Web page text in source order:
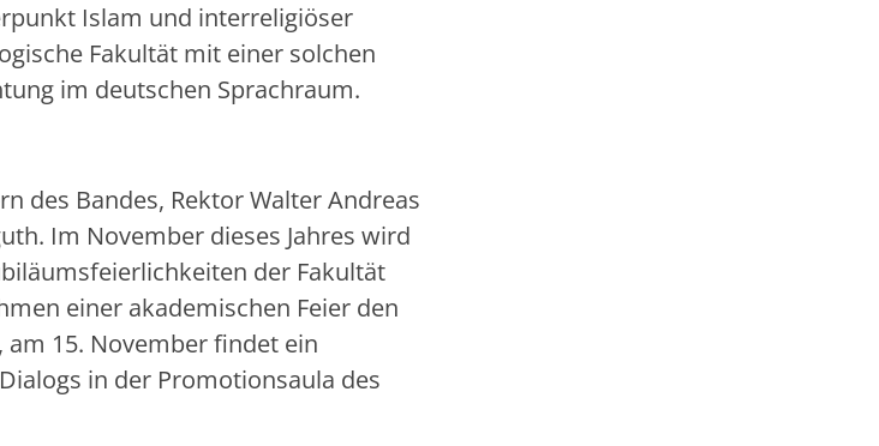
Islam und interreligiöser
Fakultät mit einer solchen
im deutschen Sprachraum.
des Bandes, Rektor Walter Andreas
Im November dieses Jahres wird
der Fakultät
einer akademischen Feier den
15. November findet ein
in der Promotionsaula des